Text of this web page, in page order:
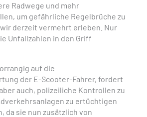
Radwege und mehr
um gefährliche Regelbrüche zu
derzeit vermehrt erleben. Nur
Unfallzahlen in den Griff
auf die
der E-Scooter-Fahrer, fordert
auch, polizeiliche Kontrollen zu
zu ertüchtigen
da sie nun zusätzlich von